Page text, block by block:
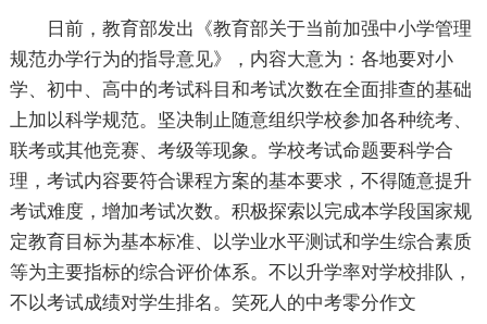
日前，教育部发出《教育部关于当前加强中小学管理
规范办学行为的指导意见》，内容大意为：各地要对小
学、初中、高中的考试科目和考试次数在全面排查的基础
上加以科学规范。坚决制止随意组织学校参加各种统考、
联考或其他竞赛、考级等现象。学校考试命题要科学合
理，考试内容要符合课程方案的基本要求，不得随意提升
考试难度，增加考试次数。积极探索以完成本学段国家规
定教育目标为基本标准、以学业水平测试和学生综合素质
等为主要指标的综合评价体系。不以升学率对学校排队，
不以考试成绩对学生排名。笑死人的中考零分作文